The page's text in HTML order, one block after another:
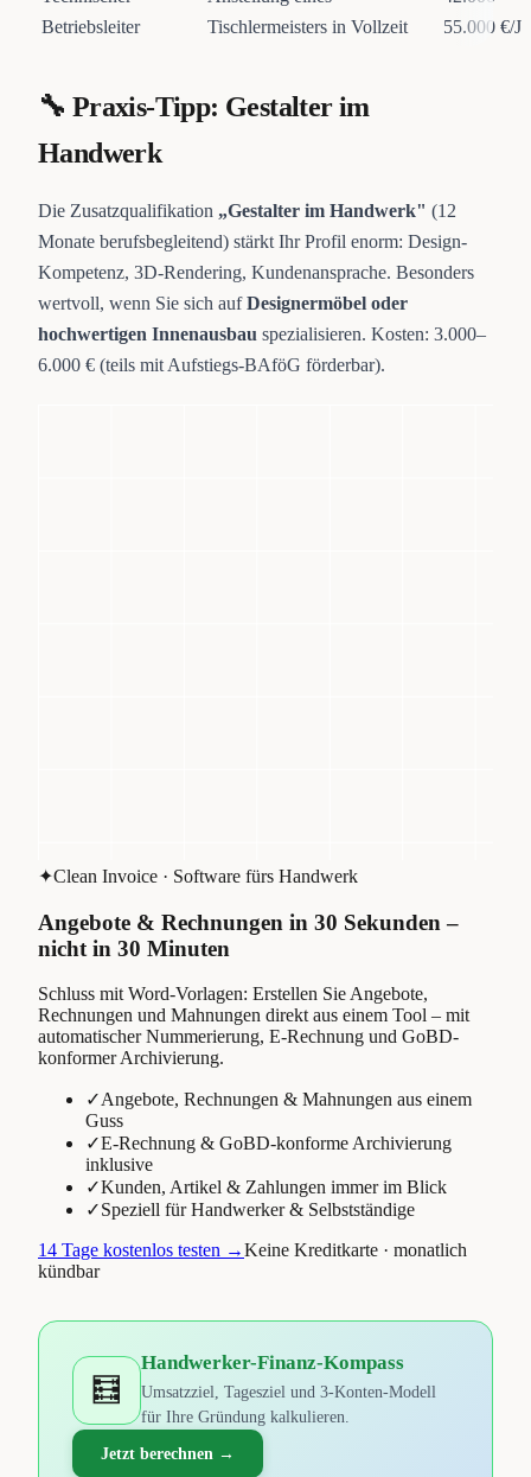
Betriebsleiter
Tischlermeisters in Vollzeit
55.000 €/
🔧 Praxis-Tipp: Gestalter im
Handwerk
Die Zusatzqualifikation „Gestalter im Handwerk" (12
Monate berufsbegleitend) stärkt Ihr Profil enorm: Design-
Kompetenz, 3D-Rendering, Kundenansprache. Besonders
wertvoll, wenn Sie sich aufDesignermöbel oder
hochwertigen Innenausbau spezialisieren. Kosten: 3.000–
6.000 € (teils mit Aufstiegs-BAföG förderbar).
✦Clean Invoice · Software fürs Handwerk
Angebote & Rechnungen in 30 Sekunden –
nicht in 30 Minuten
Schluss mit Word-Vorlagen: Erstellen Sie Angebote,
Rechnungen und Mahnungen direkt aus einem Tool – mit
automatischer Nummerierung, E-Rechnung und GoBD-
konformer Archivierung.
✓Angebote, Rechnungen & Mahnungen aus einem
Guss
✓E-Rechnung & GoBD-konforme Archivierung
inklusive
✓Kunden, Artikel & Zahlungen immer im Blick
✓Speziell für Handwerker & Selbstständige
14 Tage kostenlos testen →Keine Kreditkarte · monatlich
kündbar
🧮
Handwerker-Finanz-Kompass
Umsatzziel, Tagesziel und 3-Konten-Modell
für Ihre Gründung kalkulieren.
Jetzt berechnen →